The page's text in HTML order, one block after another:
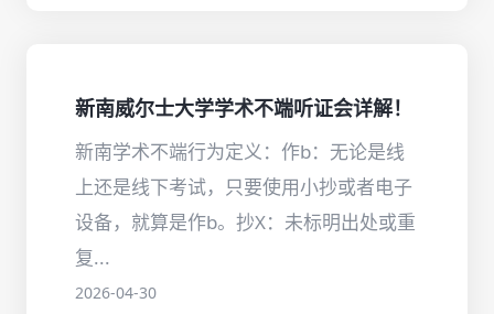
新南威尔士大学学术不端听证会详解！
新南学术不端行为定义：作b：无论是线
上还是线下考试，只要使用小抄或者电子
设备，就算是作b。抄X：未标明出处或重
复...
2026-04-30